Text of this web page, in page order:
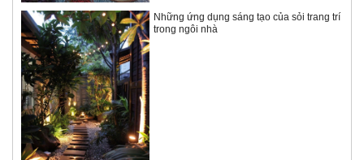
Những ứng dụng sáng tạo của sỏi trang trí
trong ngôi nhà